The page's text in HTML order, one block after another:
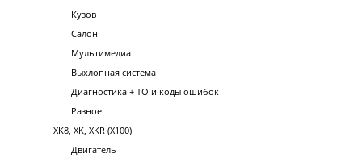
Кузов
Салон
Мультимедиа
Выхлопная система
Диагностика + ТО и коды ошибок
Разное
XK8, XK, XKR (X100)
Двигатель